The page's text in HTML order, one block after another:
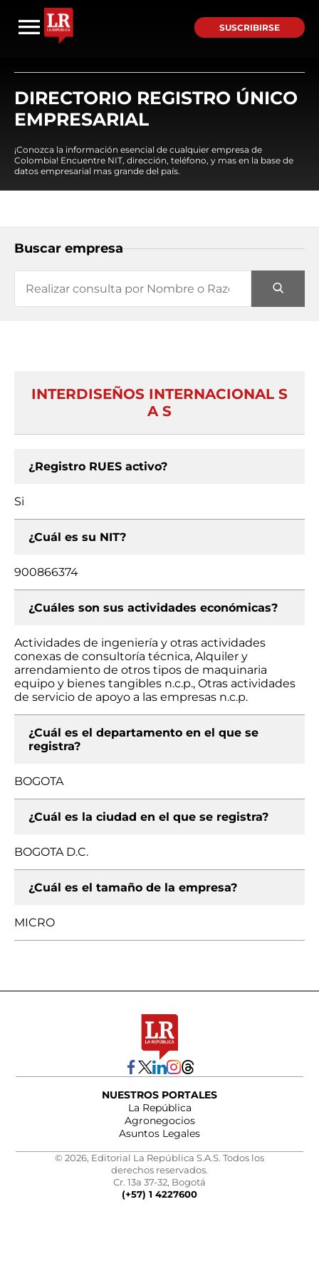
SUSCRIBIRSE
DIRECTORIO REGISTRO ÚNICO
EMPRESARIAL
¡Conozca la información esencial de cualquier empresa de
Colombia! Encuentre NIT, dirección, teléfono, y mas en la base de
datos empresarial mas grande del país.
Buscar empresa
INTERDISEÑOS INTERNACIONAL S
A S
¿Registro RUES activo?
Si
¿Cuál es su NIT?
900866374
¿Cuáles son sus actividades económicas?
Actividades de ingeniería y otras actividades
conexas de consultoría técnica, Alquiler y
arrendamiento de otros tipos de maquinaria
equipo y bienes tangibles n.c.p., Otras actividades
de servicio de apoyo a las empresas n.c.p.
¿Cuál es el departamento en el que se
registra?
BOGOTA
¿Cuál es la ciudad en el que se registra?
BOGOTA D.C.
¿Cuál es el tamaño de la empresa?
MICRO
NUESTROS PORTALES
La República
Agronegocios
Asuntos Legales
© 2026, Editorial La República S.A.S. Todos los
derechos reservados.
Cr. 13a 37-32, Bogotá
(+57) 1 4227600